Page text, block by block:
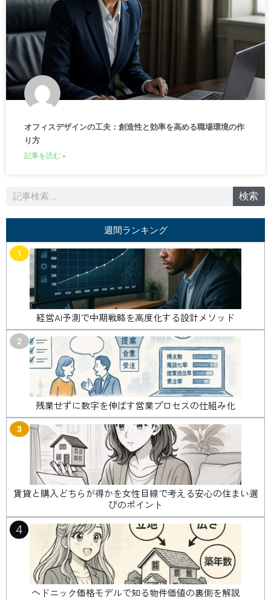
オフィスデザインの工夫：創造性と効率を高める職場環境の作
り方
記事を読む »
検
検索
週間ランキング
1
経営AI予測で中期戦略を高度化する設計メソッド
2
残業せずに数字を伸ばす営業プロセスの仕組み化
3
賃貸と購入どちらが得かを女性目線で考える安心の住まい選
びのポイント
4
ヘドニック価格モデルで知る物件価値の裏側を解説